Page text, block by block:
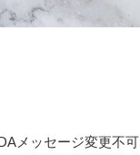
メッセージ変更不可